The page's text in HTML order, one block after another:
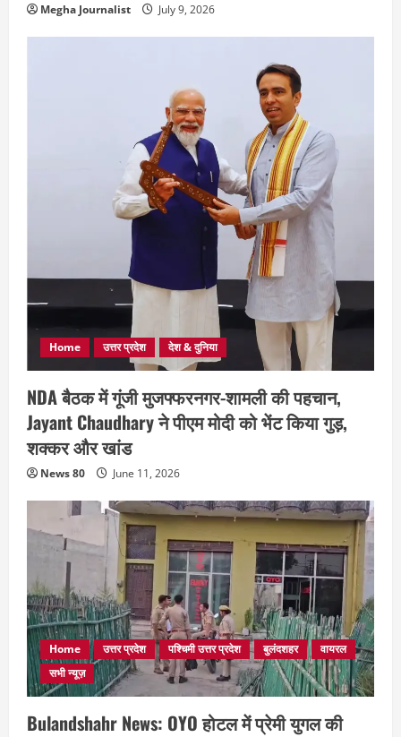
Megha Journalist July 9, 2026
Home उत्तर प्रदेश देश & दुनिया
NDA बैठक में गूंजी मुजफ्फरनगर-शामली की पहचान,
Jayant Chaudhary ने पीएम मोदी को भेंट किया गुड़,
शक्कर और खांड
News 80 June 11, 2026
Home उत्तर प्रदेश पश्चिमी उत्तर प्रदेश बुलंदशहर
वायरल
सभी न्यूज़
Bulandshahr News: OYO होटल में प्रेमी युगल की